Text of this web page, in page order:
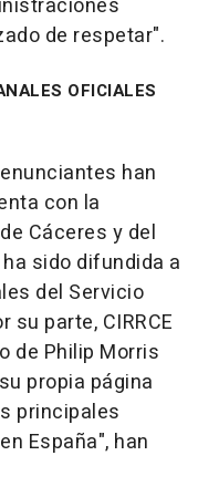
de respetar".
OFICIALES
han
con la
Cáceres y del
sido difundida a
del Servicio
su parte, CIRRCE
de Philip Morris
propia página
principales
España", han